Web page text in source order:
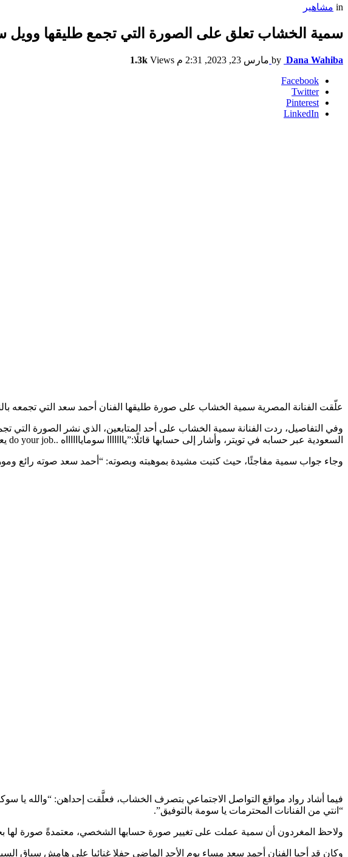
in مشاهير
سمية الخشاب تعلق على الصورة التي تجمع طليقها
by Dana Wahiba مارس 23, 2023, 2:31 م 1.3k Views
Facebook
Twitter
Pinterest
LinkedIn
علّقت الفنانة المصرية سمية الخشاب على صورة طليقها الفنان أحمد سعد التي تجمعه
وفي التفاصيل، ردت الفنانة سمية الخشاب على أحد المتابعين، الذي نشر الصورة التي
السعودية عبر حسابه في تويتر، وأشار إلى حسابها قائلًا:”يااااااا سومايااااااه ..do your job يعنيا”.
وجاء جواب سمية مفاجئًا، حيث كتبت مشيدة بموهبته وبصوته: “أحمد سعد صوته رائع
فيما أشاد رواد مواقع التواصل الاجتماعي بتصرف الخشاب، فعلَّقت إحداهن: “والله يا
“انتي من الفنانات المحترمات يا سومة بالتوفيق”.
ولاحظ المغردون أن سمية عملت على تغيير صورة حسابها الشخصي، معتمدةً صورة لها
وكان قد أحيا الفنان أحمد سعد مساء يوم الأحد الماضي حفلا غنائيا على هامش سباق السيارات فورميلا 1، الذي أقيم في مدينة جدة